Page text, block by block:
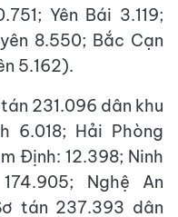
Yên Bái 3.119;
8.550; Bắc Cạn
5.162).
231.096 dân khu
6.018; Hải Phòng
Định: 12.398; Ninh
Nghệ An
tán 237.393 dân